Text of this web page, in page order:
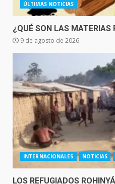
ÚLTIMAS NOTICIAS
¿QUÉ SON LAS MATERIAS
9 de agosto de 2026
INTERNACIONALES NOTICIAS
LOS REFUGIADOS